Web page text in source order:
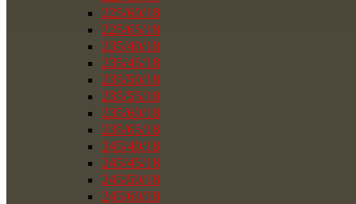
225/60/18
225/65/18
235/40/18
235/45/18
235/50/18
235/55/18
235/60/18
235/65/18
245/40/18
245/45/18
245/50/18
245/60/18